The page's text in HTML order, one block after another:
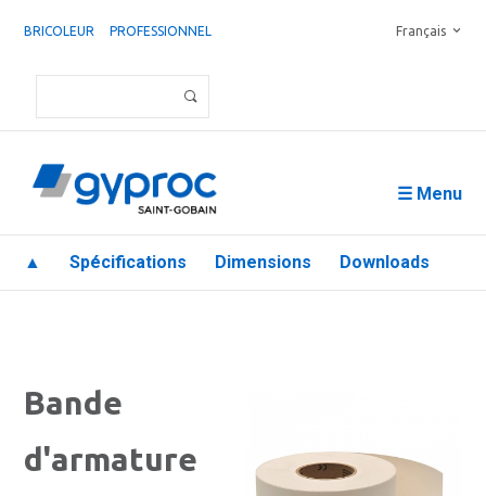
BRICOLEUR PROFESSIONNEL Français
☰ Menu
▲ Spécifications Dimensions Downloads
Bande
d'armature